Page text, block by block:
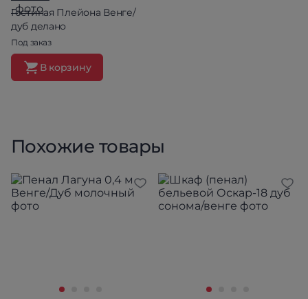
Гостиная Плейона Венге/
дуб делано
Под заказ
В корзину
Похожие товары